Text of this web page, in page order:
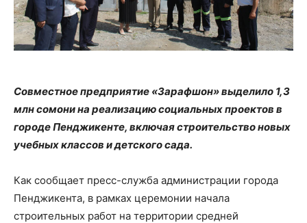
Совместное предприятие «Зарафшон» выделило 1,3
млн сомони на реализацию социальных проектов в
городе Пенджикенте, включая строительство новых
учебных классов и детского сада.
Как сообщает пресс-служба администрации города
Пенджикента, в рамках церемонии начала
строительных работ на территории средней